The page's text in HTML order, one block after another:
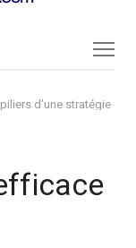
d’une stratégie